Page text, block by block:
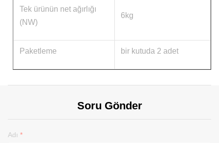
Tek ürünün net ağırlığı
(NW)
6kg
Paketleme bir kutuda 2 adet
Soru Gönder
Adı *